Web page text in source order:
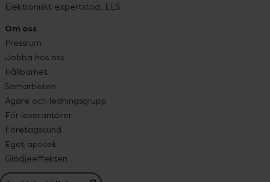
Elektroniskt expertstöd, EES
Om oss
Pressrum
Jobba hos oss
Hållbarhet
Samarbeten
Ägare och ledningsgrupp
För leverantörer
Företagskund
Eget apotek
Glädjeeffekten